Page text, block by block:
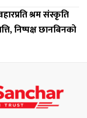
श्रम संस्कृति
निष्पक्ष छानबिनको